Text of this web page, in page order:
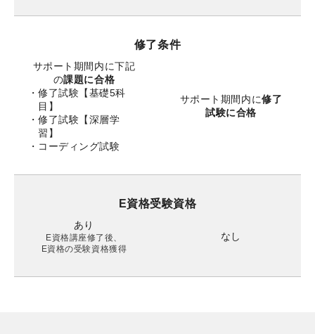
修了条件
サポート期間内に下記
の課題に合格
修了試験【基礎5科
目】
修了試験【深層学
習】
コーディング試験
サポート期間内に修了
試験に合格
E資格受験資格
あり
E資格講座修了後、
E資格の受験資格獲得
なし